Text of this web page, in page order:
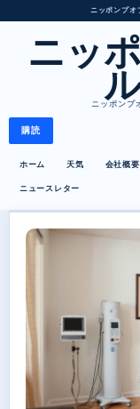
ニッポンプオ
ニッ
ニッポンプ
購読
ホーム 天気 会社概要
ニュースレター